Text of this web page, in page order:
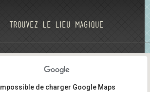
Trouvez le lieu magique
Impossible de charger Google Maps